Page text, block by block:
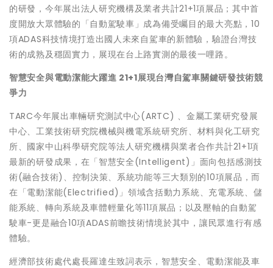
的研發，今年展出法人研究機構及業者共計21+1項展品；其中首
度開放大眾體驗的「自動駕駛車」成為備受矚目的最大亮點，10
項ADAS科技情境打造出國人未來自駕車的新體驗，驗證台灣技
術的成熟及穩固實力，展現在台上路實測的最後一哩路。
智慧安全與電動潔能大躍進 21+1展現台灣自駕車關鍵研發技術競
爭力
TARC今年展出車輛研究測試中心(ARTC) 、金屬工業研究發展
中心、工業技術研究院機械與機電系統研究所、材料與化工研究
所、國家中山科學研究院等法人研究機構與業者合作共計21+1項
最新的研發成果，在「智慧安全(Intelligent)」面向包括感測技
術(融合技術)、控制決策、系統功能等三大類別的10項展品，而
在「電動潔能(Electrified)」領域含括動力系統、充電系統、儲
能系統、轉向系統及車體輕量化等11項展品；以及壓軸的自動駕
駛車-更是融合10項ADAS前瞻技術情境於其中，讓民眾進行有感
體驗。
經濟部技術處代處長羅達生致詞表示，智慧安全、電動潔能及車